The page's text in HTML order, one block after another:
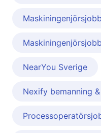
NearYou Sverige
Nexify bemanning